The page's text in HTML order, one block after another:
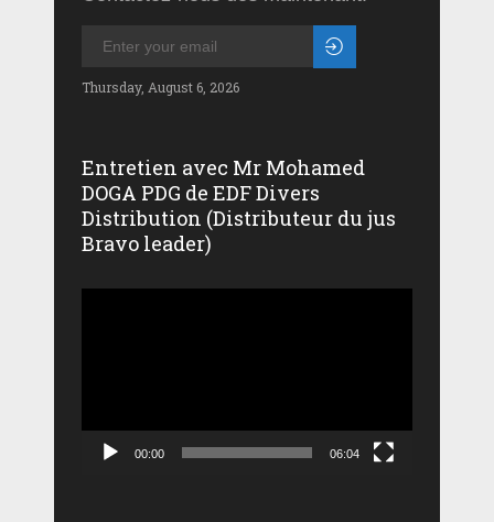
Thursday, August 6, 2026
Entretien avec Mr Mohamed
DOGA PDG de EDF Divers
Distribution (Distributeur du jus
Bravo leader)
00:00 06:04